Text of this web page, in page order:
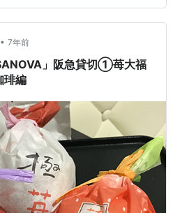
パンと食後のドリンクが付いた
菜メインの料理、スープは新じ
ポタージュはあっさりしていて
• 7年前
」阪急貸切①苺大福
琲編